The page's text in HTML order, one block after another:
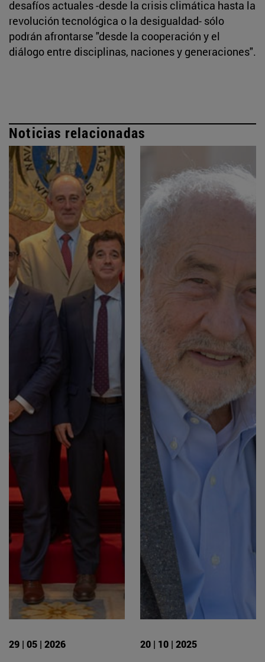
desafíos actuales -desde la crisis climática hasta la
revolución tecnológica o la desigualdad- sólo
podrán afrontarse "desde la cooperación y el
diálogo entre disciplinas, naciones y generaciones".
Noticias relacionadas
29 | 05 | 2026 20 | 10 | 2025